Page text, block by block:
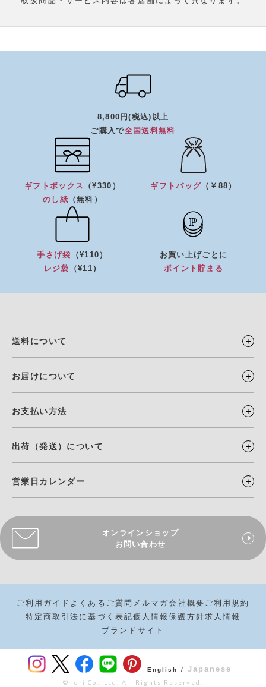
8,800円(税込)以上
ご購入で全国送料無料
ギフトボックス
（¥330）
のし紙 （無料）
ギフトバッグ （￥88）
手さげ袋
（¥110）
レジ袋
（¥11）
お買い上げごとに
ポイント貯まる
送料について
お届けについて
お支払い方法
出荷（発送）について
営業日カレンダー
オンラインショップ
お問い合わせ
ご利用ガイド よくあるご質問 メルマガ会社概要 ご利用規約
特定商取引法に基づく表記個人情報保護方針求人情報
ブランドサイト
English / Japanese
© Iori Co., Ltd. All Rights Reserved.